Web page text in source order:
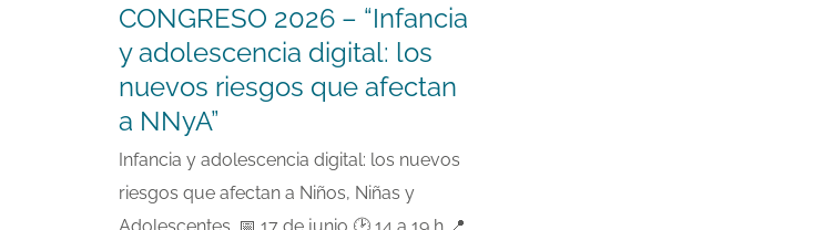
CONGRESO 2026 – “Infancia
y adolescencia digital: los
nuevos riesgos que afectan
a NNyA”
Infancia y adolescencia digital: los nuevos
riesgos que afectan a Niños, Niñas y